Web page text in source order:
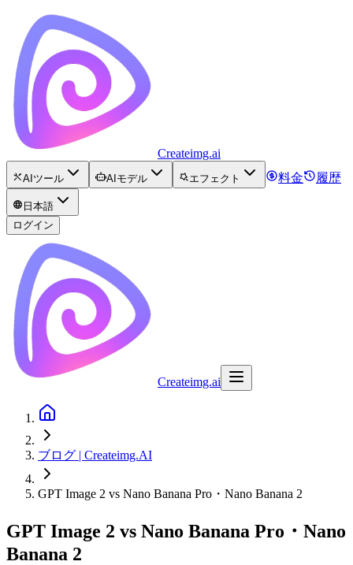
Createimg.ai
AIツール AIモデル エフェクト 料金 履歴
日本語
ログイン
Createimg.ai
ブログ | Createimg.AI
GPT Image 2 vs Nano Banana Pro・Nano Banana 2
GPT Image 2 vs Nano Banana Pro・Nano
Banana 2